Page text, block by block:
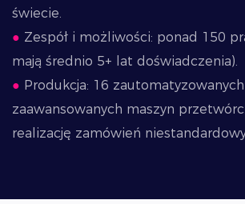
świecie.
● Zespół i możliwości: ponad 150
mają średnio 5+ lat doświadczenia).
● Produkcja: 16
zaawansowanych maszyn
realizację zamówień